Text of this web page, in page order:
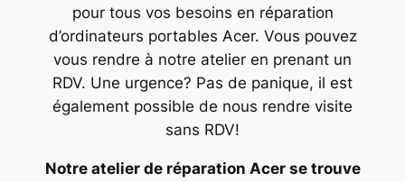
pour tous vos besoins en réparation
d’ordinateurs portables Acer. Vous pouvez
vous rendre à notre atelier en prenant un
RDV. Une urgence? Pas de panique, il est
également possible de nous rendre visite
sans RDV!
Notre atelier de réparation Acer se trouve